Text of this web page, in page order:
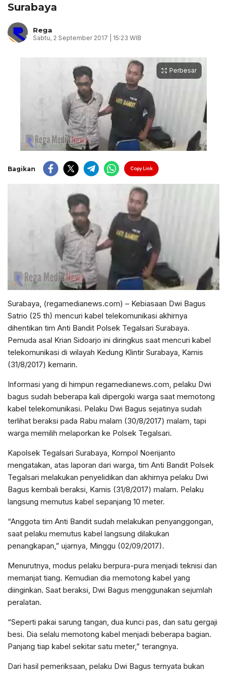
Surabaya
Rega
Sabtu, 2 September 2017 | 15:23 WIB
Perbesar
Bagikan Copy Link
Surabaya, (regamedianews.com) – Kebiasaan Dwi Bagus
Satrio (25 th) mencuri kabel telekomunikasi akhirnya
dihentikan tim Anti Bandit Polsek Tegalsari Surabaya.
Pemuda asal Krian Sidoarjo ini diringkus saat mencuri kabel
telekomunikasi di wilayah Kedung Klintir Surabaya, Kamis
(31/8/2017) kemarin.
Informasi yang di himpun regamedianews.com, pelaku Dwi
bagus sudah beberapa kali dipergoki warga saat memotong
kabel telekomunikasi. Pelaku Dwi Bagus sejatinya sudah
terlihat beraksi pada Rabu malam (30/8/2017) malam, tapi
warga memilih melaporkan ke Polsek Tegalsari.
Kapolsek Tegalsari Surabaya, Kompol Noerijanto
mengatakan, atas laporan dari warga, tim Anti Bandit Polsek
Tegalsari melakukan penyelidikan dan akhirnya pelaku Dwi
Bagus kembali beraksi, Kamis (31/8/2017) malam. Pelaku
langsung memutus kabel sepanjang 10 meter.
“Anggota tim Anti Bandit sudah melakukan penyanggongan,
saat pelaku memutus kabel langsung dilakukan
penangkapan,” ujarnya, Minggu (02/09/2017).
Menurutnya, modus pelaku berpura-pura menjadi teknisi dan
memanjat tiang. Kemudian dia memotong kabel yang
diinginkan. Saat beraksi, Dwi Bagus menggunakan sejumlah
peralatan.
“Seperti pakai sarung tangan, dua kunci pas, dan satu gergaji
besi. Dia selalu memotong kabel menjadi beberapa bagian.
Panjang tiap kabel sekitar satu meter,” terangnya.
Dari hasil pemeriksaan, pelaku Dwi Bagus ternyata bukan